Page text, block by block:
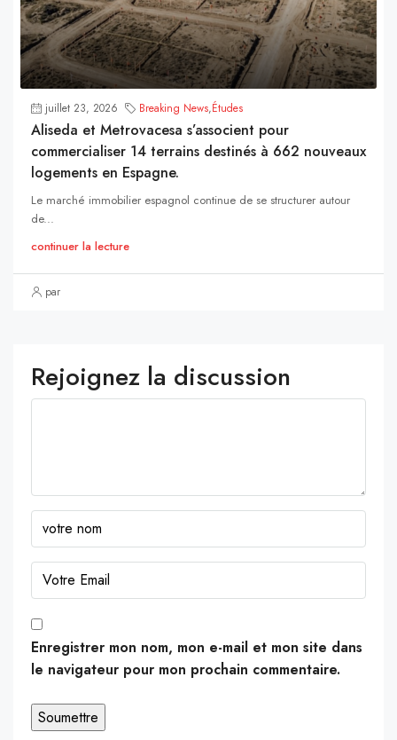
juillet 23, 2026 Breaking News,Études
Aliseda et Metrovacesa s’associent pour
commercialiser 14 terrains destinés à 662 nouveaux
logements en Espagne.
Le marché immobilier espagnol continue de se structurer autour
de...
continuer la lecture
par
Rejoignez la discussion
Enregistrer mon nom, mon e-mail et mon site dans
le navigateur pour mon prochain commentaire.